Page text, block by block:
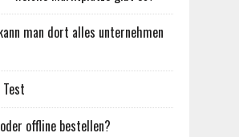
man dort alles unternehmen
offline bestellen?